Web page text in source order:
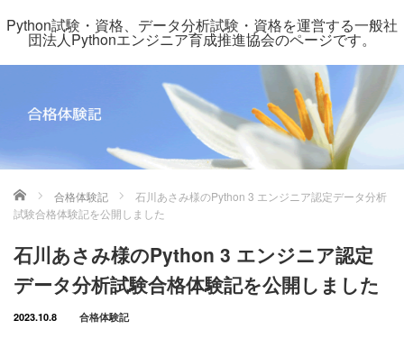
Python試験・資格、データ分析試験・資格を運営する一般社
団法人Pythonエンジニア育成推進協会のページです。
ホーム 合格体験記
石川あさみ様のPython 3 エンジニア認定データ分析
試験合格体験記を公開しました
石川あさみ様のPython 3 エンジニア認定
データ分析試験合格体験記を公開しました
2023.10.8 合格体験記